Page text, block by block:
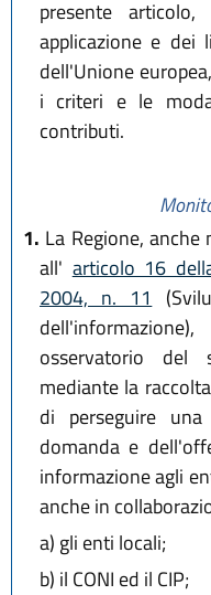
presente
applicazione e dei
dell'Unione
i criteri e le
contributi.
1. La Regione,
all' articolo 16
2004, n. 11
osservatorio del
mediante la
di perseguire
domanda e
informazione agli
anche in
a) gli enti locali;
b) il CONI ed il CIP;